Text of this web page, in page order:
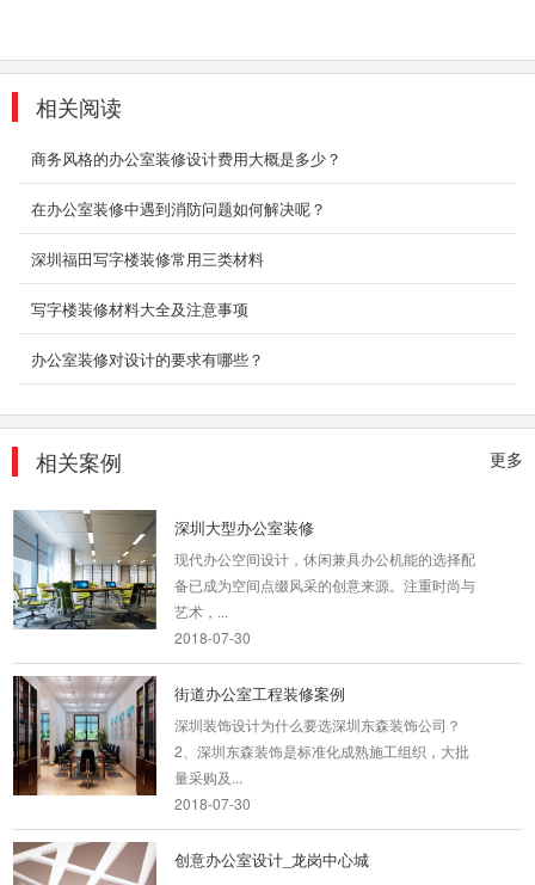
相关阅读
商务风格的办公室装修设计费用大概是多少？
在办公室装修中遇到消防问题如何解决呢？
深圳福田写字楼装修常用三类材料
写字楼装修材料大全及注意事项
办公室装修对设计的要求有哪些？
更多
相关案例
首要的要素，只有布局合理了才会减少了空间
办公室厂房装饰装修
厂房式办公室装修要注意三个层次的目标和三个
足...
服装公司办公室装饰
作为成衣公司-皋与高希望新的办公总部应该在
个性化的氛围...
深圳大型办公室装修
现代办公空间设计，休闲兼具办公机能的选择配
备已成为空间点缀风采的创意来源。注重时尚与
艺术，...
街道办公室工程装修案例
深圳装饰设计为什么要选深圳东森装饰公司？
2、深圳东森装饰是标准化成熟施工组织，大批
量采购及...
创意办公室设计_龙岗中心城